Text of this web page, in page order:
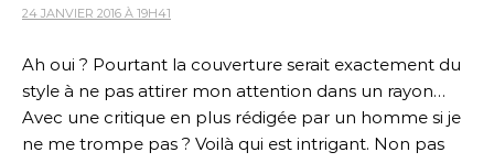
24 JANVIER 2016 À 19H41
Ah oui ? Pourtant la couverture serait exactement du
style à ne pas attirer mon attention dans un rayon…
Avec une critique en plus rédigée par un homme si je
ne me trompe pas ? Voilà qui est intrigant. Non pas